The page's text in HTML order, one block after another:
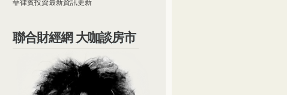
菲律賓投資最新資訊更新
聯合財經網 大咖談房市